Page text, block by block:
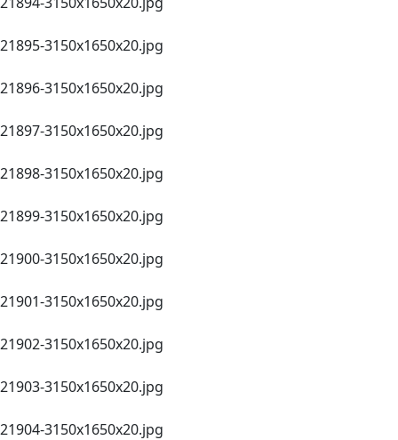
21895-3150х1650x20.jpg
21896-3150х1650x20.jpg
21897-3150х1650x20.jpg
21898-3150х1650x20.jpg
21899-3150х1650x20.jpg
21900-3150х1650x20.jpg
21901-3150х1650x20.jpg
21902-3150х1650x20.jpg
21903-3150х1650x20.jpg
21904-3150х1650x20.jpg